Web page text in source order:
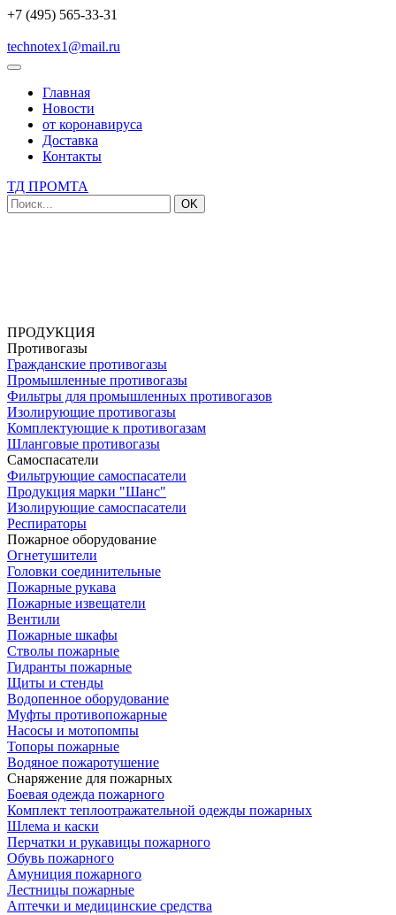
+7 (495) 565-33-31
technotex1@mail.ru
Главная
Новости
от коронавируса
Доставка
Контакты
ТД ПРОМТА
OK
ПРОДУКЦИЯ
Противогазы
Гражданские противогазы
Промышленные противогазы
Фильтры для промышленных противогазов
Изолирующие противогазы
Комплектующие к противогазам
Шланговые противогазы
Самоспасатели
Фильтрующие самоспасатели
Продукция марки "Шанс"
Изолирующие самоспасатели
Респираторы
Пожарное оборудование
Огнетушители
Головки соединительные
Пожарные рукава
Пожарные извещатели
Вентили
Пожарные шкафы
Стволы пожарные
Гидранты пожарные
Щиты и стенды
Водопенное оборудование
Муфты противопожарные
Насосы и мотопомпы
Топоры пожарные
Водяное пожаротушение
Снаряжение для пожарных
Боевая одежда пожарного
Комплект теплоотражательной одежды пожарных
Шлема и каски
Перчатки и рукавицы пожарного
Обувь пожарного
Амуниция пожарного
Лестницы пожарные
Аптечки и медицинские средства